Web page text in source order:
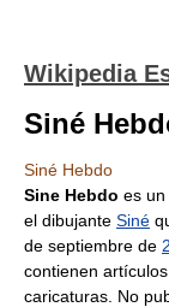
Wikipedia
Siné
Siné Hebdo
Sine Hebdo es un
el dibujante Siné
de septiembre de
contienen
caricaturas. No